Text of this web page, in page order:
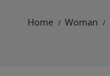
Home Woman